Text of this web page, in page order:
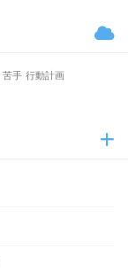
苦手 行動計画